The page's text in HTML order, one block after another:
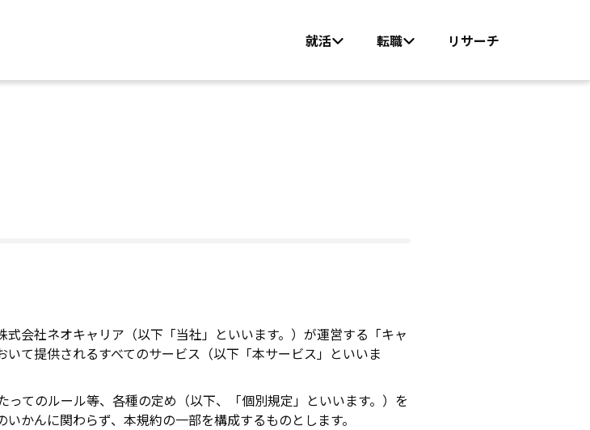
就活 転職 リサーチ
会社ネオキャリア（以下「当社」といいます。）が運営する「キャ
て提供されるすべてのサービス（以下「本サービス」といいま
てのルール等、各種の定め（以下、「個別規定」といいます。）を
かんに関わらず、本規約の一部を構成するものとします。